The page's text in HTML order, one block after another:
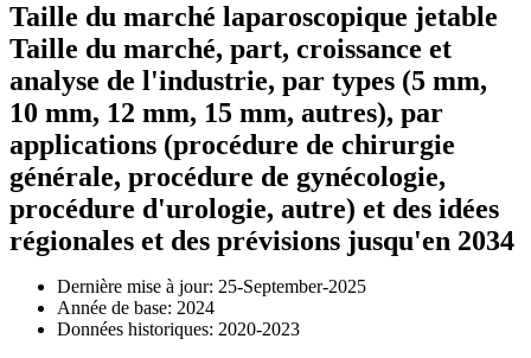
Taille du marché laparoscopique jetable
Taille du marché, part, croissance et
analyse de l'industrie, par types (5 mm,
10 mm, 12 mm, 15 mm, autres), par
applications (procédure de chirurgie
générale, procédure de gynécologie,
procédure d'urologie, autre) et des idées
régionales et des prévisions jusqu'en 2034
Dernière mise à jour: 25-September-2025
Année de base: 2024
Données historiques: 2020-2023